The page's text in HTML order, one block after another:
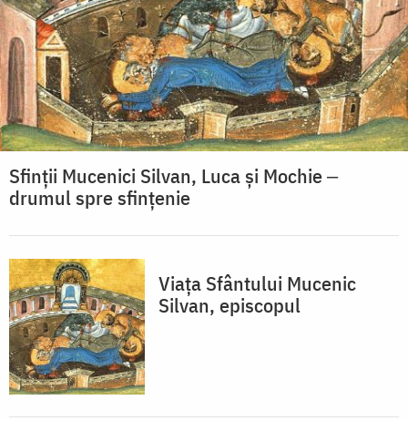
Sfinții Mucenici Silvan, Luca și Mochie ‒
drumul spre sfințenie
Viața Sfântului Mucenic
Silvan, episcopul